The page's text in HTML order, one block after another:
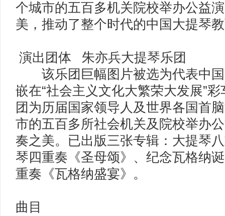
个城市的五百多机关院校举办公益
美，推动了整个时代的中国大提琴
演出团体 朱亦兵大提琴乐团
该乐团巨幅图片被选为代表中国
嵌在“社会主义文化大繁荣大发展”
团为历届国家领导人及世界各国首
市的五百多所社会机关及院校举办
奏之美。已出版三张专辑：大提琴
琴四重奏《圣母颂》、纪念瓦格纳
重奏《瓦格纳盛宴》。
曲目